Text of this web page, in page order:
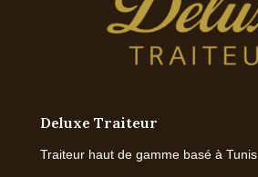
Deluxe Traiteur
Traiteur haut de gamme basé à Tunis